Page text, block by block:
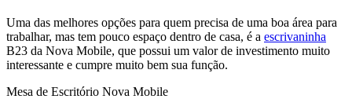
Uma das melhores opções para quem precisa de uma boa área para
trabalhar, mas tem pouco espaço dentro de casa, é a escrivaninha
B23 da Nova Mobile, que possui um valor de investimento muito
interessante e cumpre muito bem sua função.
Mesa de Escritório Nova Mobile